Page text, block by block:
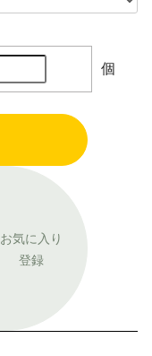
個
お気に入り
登録